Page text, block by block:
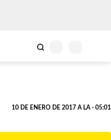
10 DE ENERO DE 2017 A LA - 05:01